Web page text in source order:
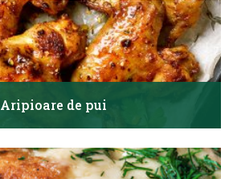
Aripioare de pui